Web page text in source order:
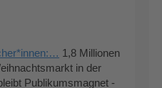
1,8 Millionen
in der
Publikumsmagnet -